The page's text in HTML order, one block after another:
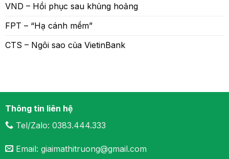
VND – Hồi phục sau khủng hoảng
FPT – “Hạ cánh mềm”
CTS – Ngôi sao của VietinBank
Thông tin liên hệ
Tel/Zalo: 0383.444.333
Email: giaimathitruong@gmail.com